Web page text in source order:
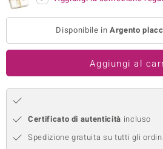
by de Melo
Disponibile inArgento
Aggiungi al
Certificato di autenticità incluso
Spedizione gratuita su tutti gli